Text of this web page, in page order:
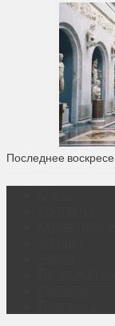
Последнее